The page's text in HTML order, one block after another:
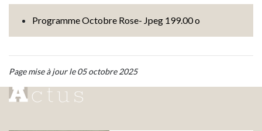
Programme Octobre Rose- Jpeg 199.00 o
Page mise à jour le 05 octobre 2025